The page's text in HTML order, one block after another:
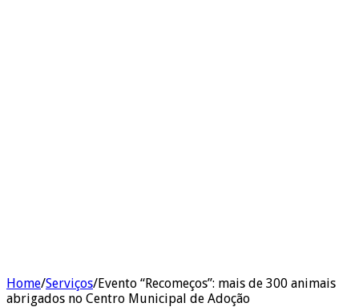
Home/Serviços/Evento “Recomeços”: mais de 300 animais
abrigados no Centro Municipal de Adoção